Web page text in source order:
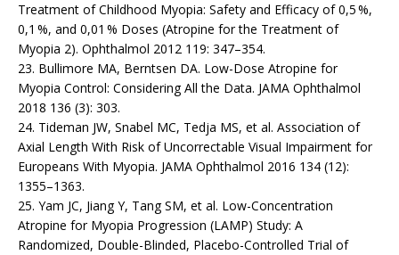
Treatment of Childhood Myopia: Safety and Efficacy of 0,5 %,
0,1 %, and 0,01 % Doses (Atropine for the Treatment of
Myopia 2). Ophthalmol 2012 119: 347–354.
23. Bullimore MA, Berntsen DA. Low-Dose Atropine for
Myopia Control: Considering All the Data. JAMA Ophthalmol
2018 136 (3): 303.
24. Tideman JW, Snabel MC, Tedja MS, et al. Association of
Axial Length With Risk of Uncorrectable Visual Impairment for
Europeans With Myopia. JAMA Ophthalmol 2016 134 (12):
1355–1363.
25. Yam JC, Jiang Y, Tang SM, et al. Low-Concentration
Atropine for Myopia Progression (LAMP) Study: A
Randomized, Double-Blinded, Placebo-Controlled Trial of